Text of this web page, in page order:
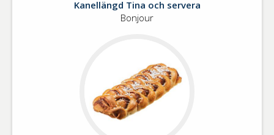
Kanellängd Tina och servera
Bonjour